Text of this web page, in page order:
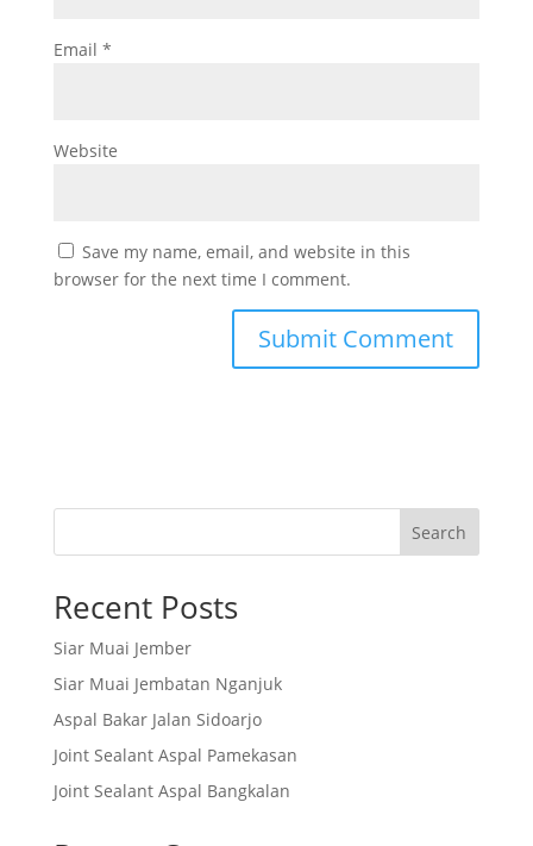
Email *
Website
Save my name, email, and website in this
browser for the next time I comment.
Search
Recent Posts
Siar Muai Jember
Siar Muai Jembatan Nganjuk
Aspal Bakar Jalan Sidoarjo
Joint Sealant Aspal Pamekasan
Joint Sealant Aspal Bangkalan